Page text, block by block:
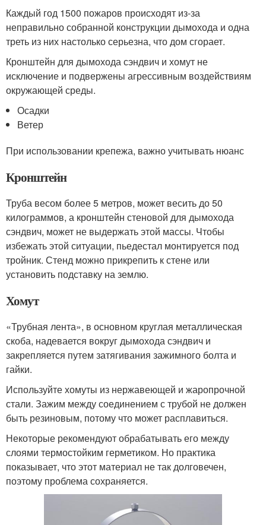
Каждый год 1500 пожаров происходят из-за
неправильно собранной конструкции дымохода и одна
треть из них настолько серьезна, что дом сгорает.
Кронштейн для дымохода сэндвич и хомут не
исключение и подвержены агрессивным воздействиям
окружающей среды.
Осадки
Ветер
При использовании крепежа, важно учитывать нюанс
Кронштейн
Труба весом более 5 метров, может весить до 50
килограммов, а кронштейн стеновой для дымохода
сэндвич, может не выдержать этой массы. Чтобы
избежать этой ситуации, пьедестал монтируется под
тройник. Стенд можно прикрепить к стене или
установить подставку на землю.
Хомут
«Трубная лента», в основном круглая металлическая
скоба, надевается вокруг дымохода сэндвич и
закрепляется путем затягивания зажимного болта и
гайки.
Используйте хомуты из нержавеющей и жаропрочной
стали. Зажим между соединением с трубой не должен
быть резиновым, потому что может расплавиться.
Некоторые рекомендуют обрабатывать его между
слоями термостойким герметиком. Но практика
показывает, что этот материал не так долговечен,
поэтому проблема сохраняется.